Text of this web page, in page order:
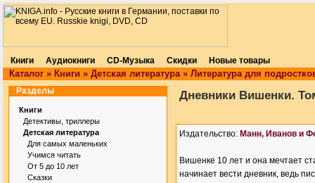
Книги Аудиокниги CD-Музыка Скидки Новые товары
Каталог » Книги » Детская литература» Литература для
Разделы
Книги
Детективы, триллеры
Детская литература
Для самых маленьких
Учимся читать
От 5 до 10 лет
Сказки
Дневники Вишенки.
Издательство: Манн, Иванов и
Вишенке 10 лет и она мечтает
начинает вести дневник, ведь